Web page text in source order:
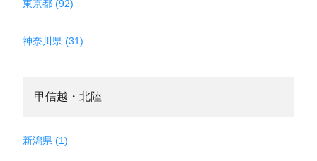
東京都 (92)
神奈川県 (31)
甲信越・北陸
新潟県 (1)